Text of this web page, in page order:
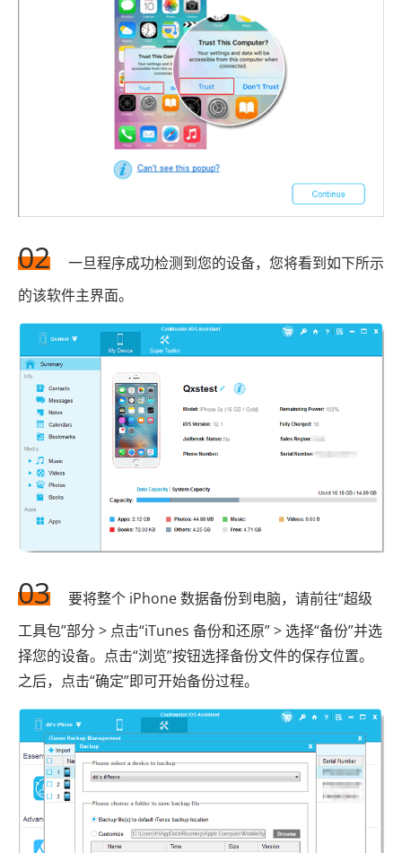
02
一旦程序成功检测到您的设备，您将看到如下所示
的该软件主界面。
03
要将整个 iPhone 数据备份到电脑，请前往“超级
工具包”部分 > 点击“iTunes 备份和还原” > 选择“备份”并选
择您的设备。点击“浏览”按钮选择备份文件的保存位置。
之后，点击“确定”即可开始备份过程。